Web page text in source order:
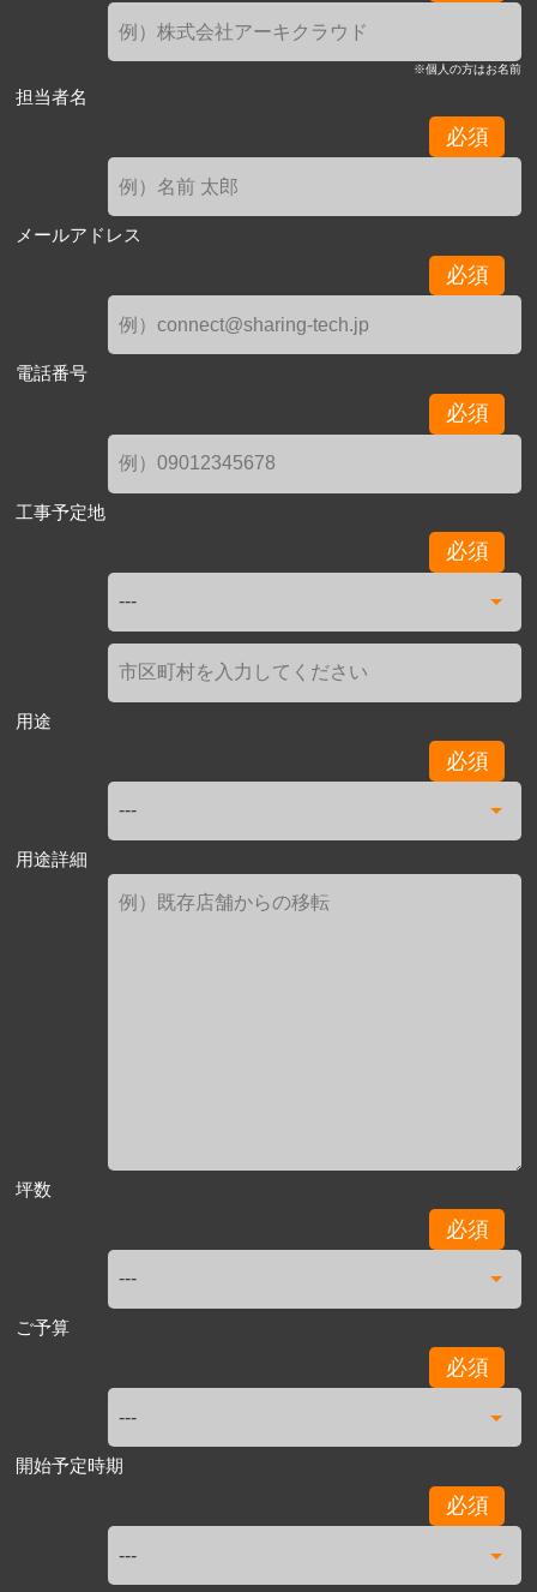
※個人の方はお名前
担当者名
必須
メールアドレス
必須
電話番号
必須
工事予定地
必須
用途
必須
用途詳細
坪数
必須
ご予算
必須
開始予定時期
必須